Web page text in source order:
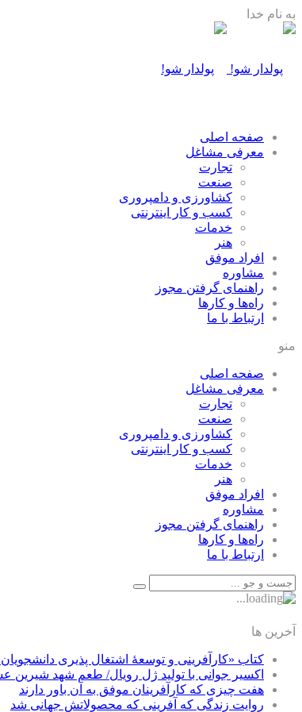
به نام خدا
صفحه اصلی
معرفی مشاغل
تجارت
صنعت
كشاورزی و دامپروری
كسب و كار اينترنتی
خدمات
هنر
افراد موفق
مشاوره
راهنمای گرفتن مجوز
راه‌ها و كارها
ارتباط با ما
منو
صفحه اصلی
معرفی مشاغل
تجارت
صنعت
كشاورزی و دامپروری
كسب و كار اينترنتی
خدمات
هنر
افراد موفق
مشاوره
راهنمای گرفتن مجوز
راه‌ها و كارها
ارتباط با ما
آخرین ها
کتاب «کارآفرینی و توسعۀ اشتغال پذیری
اکسیر جوانی با تولید ژل رویال/ طعم شهد شیرین
هفت چیزی که کارآفرینان موفق به آن باور دارند
روایت زندگی که آفرینی که محصولاتش جهانی شد